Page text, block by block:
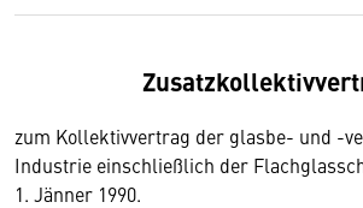
zum Kollektivvertrag der glasbe- und -
Industrie einschließlich der
1. Jänner 1990.